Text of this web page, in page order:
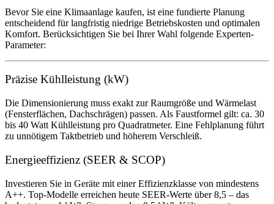
Bevor Sie eine Klimaanlage kaufen, ist eine fundierte Planung
entscheidend für langfristig niedrige Betriebskosten und optimalen
Komfort. Berücksichtigen Sie bei Ihrer Wahl folgende Experten-
Parameter:
Präzise Kühlleistung (kW)
Die Dimensionierung muss exakt zur Raumgröße und Wärmelast
(Fensterflächen, Dachschrägen) passen. Als Faustformel gilt: ca. 30
bis 40 Watt Kühlleistung pro Quadratmeter. Eine Fehlplanung führt
zu unnötigem Taktbetrieb und höherem Verschleiß.
Energieeffizienz (SEER & SCOP)
Investieren Sie in Geräte mit einer Effizienzklasse von mindestens
A++. Top-Modelle erreichen heute SEER-Werte über 8,5 – das